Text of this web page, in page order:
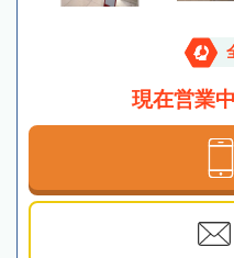
現在営業中